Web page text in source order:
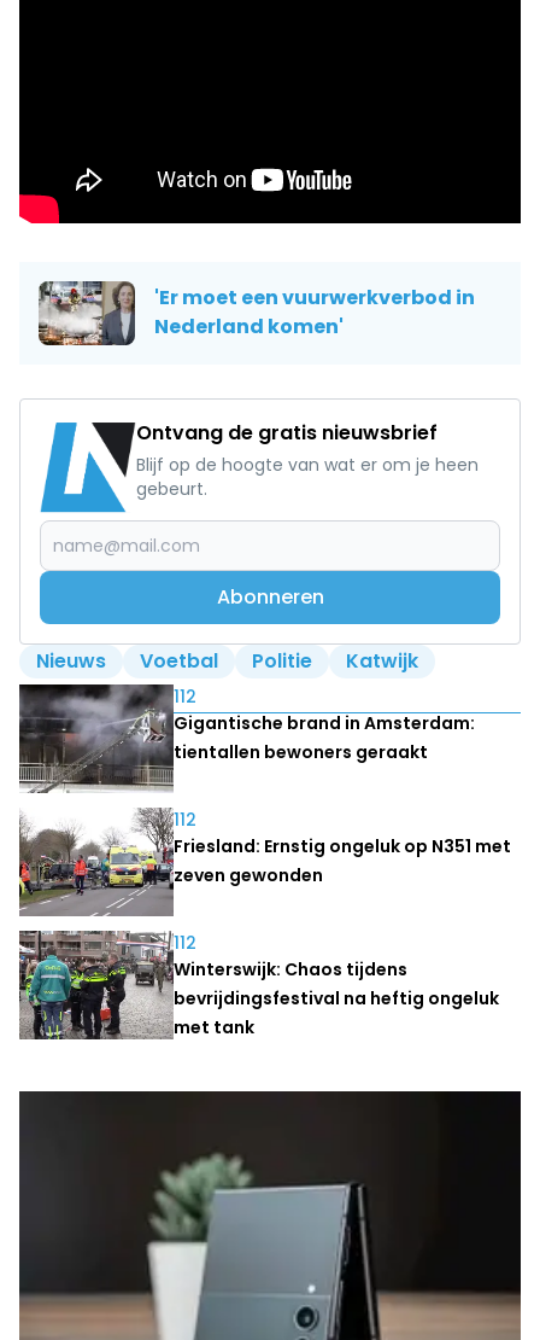
'Er moet een vuurwerkverbod in
Nederland komen'
Ontvang de gratis nieuwsbrief
Blijf op de hoogte van wat er om je heen
gebeurt.
Abonneren
Nieuws Voetbal Politie Katwijk
Lees ook
112
Gigantische brand in Amsterdam:
tientallen bewoners geraakt
112
Friesland: Ernstig ongeluk op N351 met
zeven gewonden
112
Winterswijk: Chaos tijdens
bevrijdingsfestival na heftig ongeluk
met tank
Laatste nieuws